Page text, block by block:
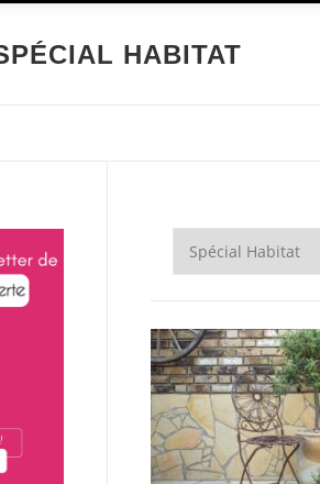
HABITAT